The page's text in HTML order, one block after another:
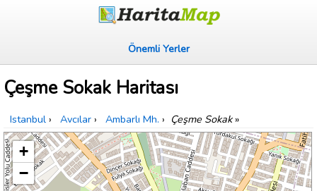
Önemli Yerler
Çeşme Sokak Haritası
Istanbul › Avcılar › Ambarlı Mh. › Çeşme Sokak»
+
−